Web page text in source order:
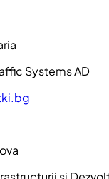
Systems AD